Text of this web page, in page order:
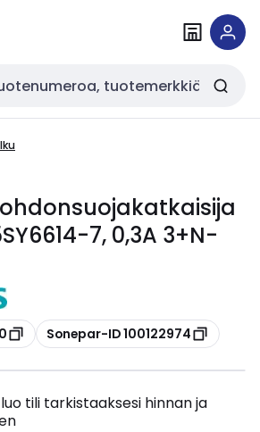
7, 0,3A 3+N-
Kopioi
Sonepar-ID 100122974
tili tarkistaaksesi hinnan ja